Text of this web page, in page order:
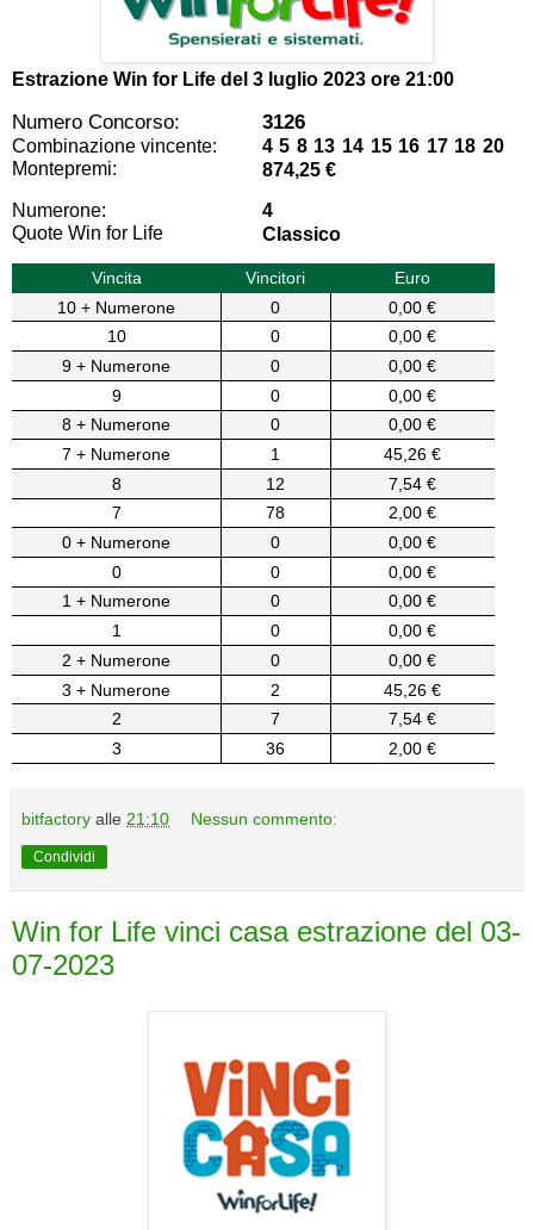
Estrazione Win for Life del 3 luglio 2023 ore 21:00
Numero Concorso: 3126
Combinazione vincente:
4 5 8 13 14 15 16 17 18 20
Montepremi:
874,25 €
Numerone:
4
Quote Win for Life
Classico
Vincita Vincitori
Euro
10 + Numerone
0
0,00 €
10
0
0,00 €
9 + Numerone
0
0,00 €
9
0
0,00 €
8 + Numerone
0
0,00 €
7 + Numerone
1
45,26 €
8
12
7,54 €
7
78
2,00 €
0 + Numerone
0
0,00 €
0
0
0,00 €
1 + Numerone
0
0,00 €
1
0
0,00 €
2 + Numerone
0
0,00 €
3 + Numerone
2
45,26 €
2
7
7,54 €
3
36 2,00 €
bitfactory alle 21:10 Nessun commento:
Condividi
Win for Life vinci casa estrazione del 03-
07-2023